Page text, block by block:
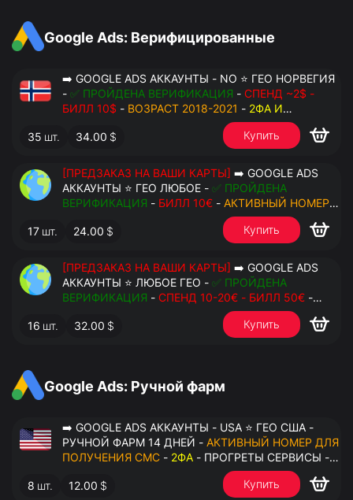
Google Ads: Верифицированные
➡️ GOOGLE ADS АККАУНТЫ - NO ⭐ ГЕО НОРВЕГИЯ
- ✅ ПРОЙДЕНА ВЕРИФИКАЦИЯ - СПЕНД ~2$ -
БИЛЛ 10$ - ВОЗРАСТ 2018-2021 - 2ФА И
- РУЧНОЙ ФАРМ - РЕЗЕРВНАЯ
ПОЧТА С ДОСТУПОМ - ПЕРЕДАЧА В OCTO
35 шт. 34.00 $ Купить
[ПРЕДЗАКАЗ НА ВАШИ КАРТЫ] ➡️ GOOGLE ADS
АККАУНТЫ ⭐ ГЕО ЛЮБОЕ - ✅ ПРОЙДЕНА
ВЕРИФИКАЦИЯ - БИЛЛ 10€ - АКТИВНЫЙ НОМЕР
2ФА И РЕЗЕРВНЫЕ КОДЫ
- РУЧНОЙ ФАРМ - РЕЗЕРВНАЯ ПОЧТА С
ДОСТУПОМ - ПЕРЕДАЧА В АНТИДЕТЕКТ
17 шт. 24.00 $ Купить
[ПРЕДЗАКАЗ НА ВАШИ КАРТЫ] ➡️ GOOGLE ADS
АККАУНТЫ ⭐ ЛЮБОЕ ГЕО - ✅ ПРОЙДЕНА
ВЕРИФИКАЦИЯ - СПЕНД 10-20€ - БИЛЛ 50€ -
АКТИВНЫЙ НОМЕР ДЛЯ ПОВТОРНЫХ СМС-
И РЕЗЕРВНЫЕ КОДЫ
- РУЧНОЙ ФАРМ -
РЕЗЕРВНАЯ ПОЧТА С ДОСТУПОМ - ПЕРЕДАЧА В
16 шт. 32.00 $ Купить
Google Ads: Ручной фарм
➡️ GOOGLE ADS АККАУНТЫ - USA ⭐ ГЕО США -
РУЧНОЙ ФАРМ 14 ДНЕЙ - АКТИВНЫЙ НОМЕР ДЛЯ
ПОЛУЧЕНИЯ СМС - 2ФА - ПРОГРЕТЫ СЕРВИСЫ -
8 шт. 12.00 $ Купить